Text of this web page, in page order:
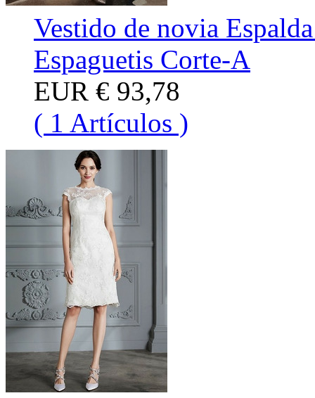
Vestido de novia
Espaguetis Corte-A
EUR € 93,78
( 1 Artículos )